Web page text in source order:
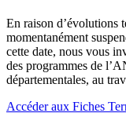
En raison d’évolutions
momentanément
cette date, nous vous
des programmes de
départementales, au
Accéder aux Fiches